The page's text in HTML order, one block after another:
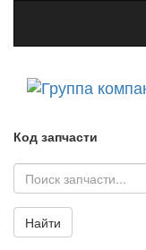
Код запчасти
Найти